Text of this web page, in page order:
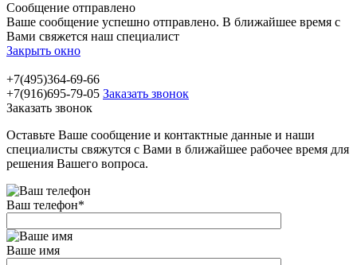
Сообщение отправлено
Ваше сообщение успешно отправлено. В ближайшее время с
Вами свяжется наш специалист
Закрыть окно
+7(495)364-69-66
+7(916)695-79-05 Заказать звонок
Заказать звонок
Оставьте Ваше сообщение и контактные данные и наши
специалисты свяжутся с Вами в ближайшее рабочее время для
решения Вашего вопроса.
Ваш телефон*
Ваше имя